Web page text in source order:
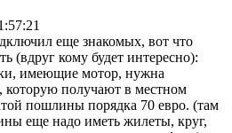
еще знакомых, вот что
(вдруг кому будет интересно):
имеющие мотор, нужна
которую получают в местном
пошлины порядка 70 евро. (там
еще надо иметь жилеты, круг,